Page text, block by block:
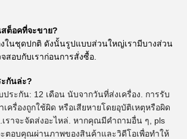
ต็อคที่จะขาย?
งในชุดปกติ ดังนั้นรูปแบบส่วนใหญ่เรามีบางส่วน
สอบกับเราก่อนการสั่งซื้อ.
กันล่ะ?
ประกัน: 12 เดือน นับจากวันที่ส่งเครื่อง. การรับ
ครื่องถูกใช้ผิด หรือเสียหายโดยอุบัติเหตุหรือผิด
ราจะจัดส่งอะไหล่. หากคุณมีคําถามอื่น ๆ, pls
ะตอบคุณผ่านภาพของสินค้าและวิดีโอเพื่อทําให้